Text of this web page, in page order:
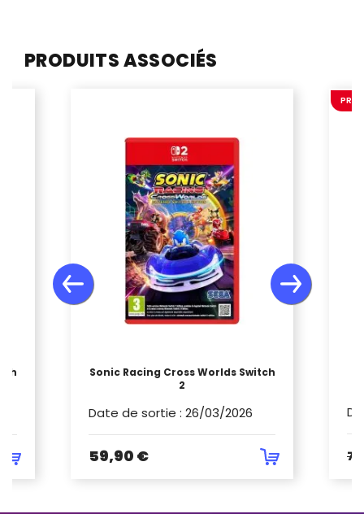
PRODUITS ASSOCIÉS
Sonic Racing Cross Worlds Switch
2
Date de sortie : 26/03/2026
59,90 €